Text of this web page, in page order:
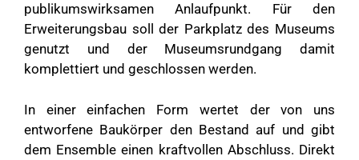
publikumswirksamen Anlaufpunkt. Für den
Erweiterungsbau soll der Parkplatz des Museums
genutzt und der Museumsrundgang damit
komplettiert und geschlossen werden.
In einer einfachen Form wertet der von uns
entworfene Baukörper den Bestand auf und gibt
dem Ensemble einen kraftvollen Abschluss. Direkt